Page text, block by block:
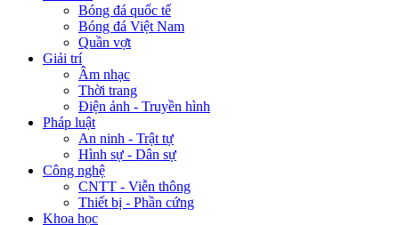
Bóng đá quốc tế
Bóng đá Việt Nam
Quần vợt
Giải trí
Âm nhạc
Thời trang
Điện ảnh - Truyền hình
Pháp luật
An ninh - Trật tự
Hình sự - Dân sự
Công nghệ
CNTT - Viễn thông
Thiết bị - Phần cứng
Khoa học